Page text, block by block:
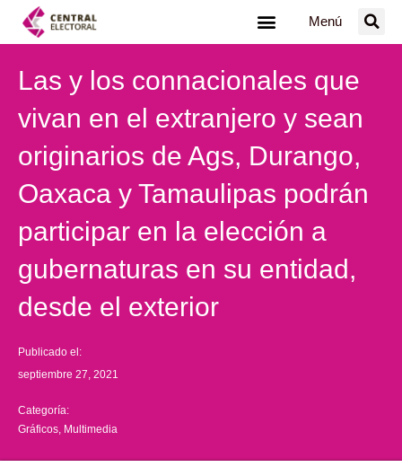
Menú
Las y los connacionales que
vivan en el extranjero y sean
originarios de Ags, Durango,
Oaxaca y Tamaulipas podrán
participar en la elección a
gubernaturas en su entidad,
desde el exterior
Publicado el:
septiembre 27, 2021
Categoría:
Gráficos Multimedia